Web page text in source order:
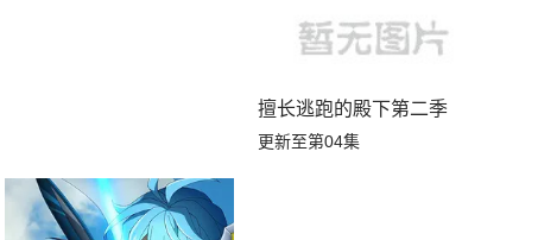
擅长逃跑的殿下第二季
更新至第04集